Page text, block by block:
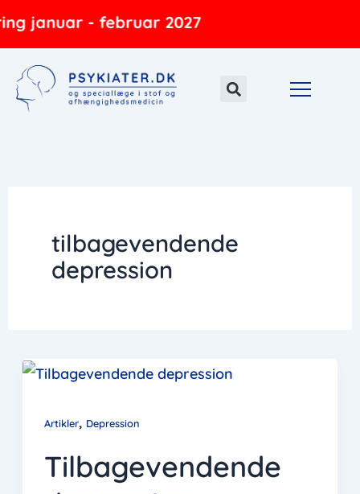
Gå
indholdet
januar - februar 2027
tilbagevendende
depression
Artikler, Depression
Tilbagevendende